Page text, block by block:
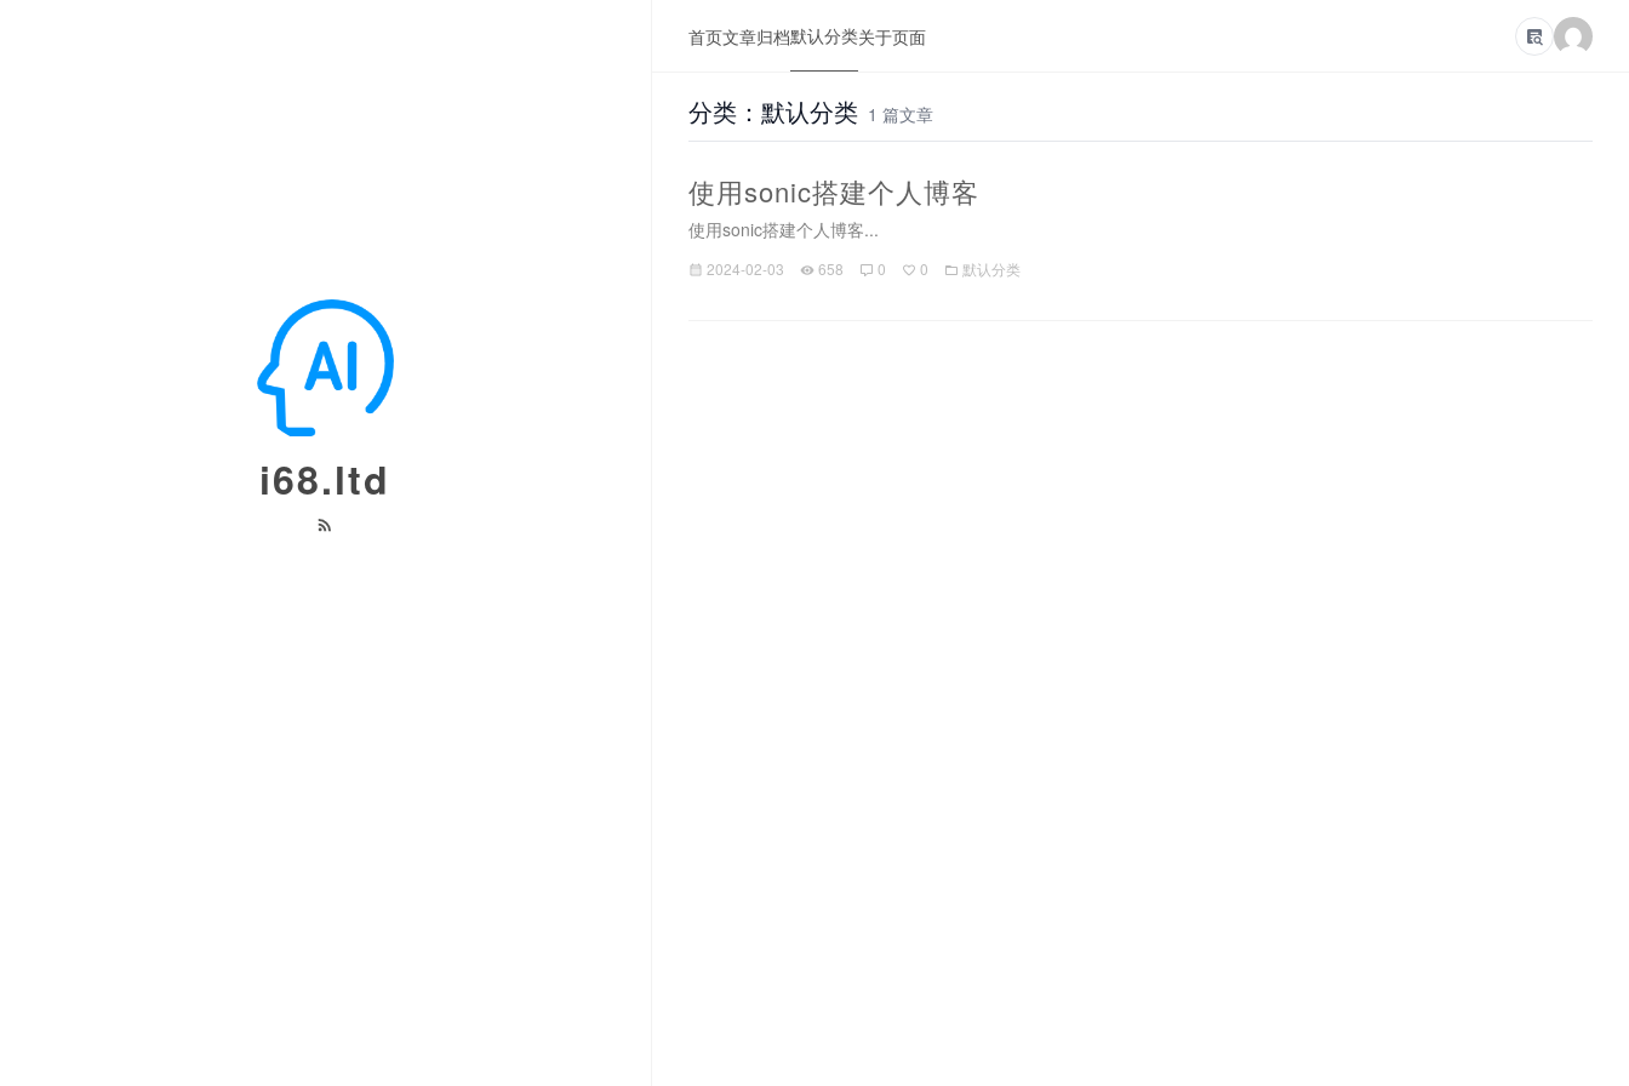
i68.ltd
首页文章归档默认分类关于页面
分类：默认分类 1 篇文章
使用sonic搭建个人博客
使用sonic搭建个人博客...
2024-02-03 658 0 0 默认分类